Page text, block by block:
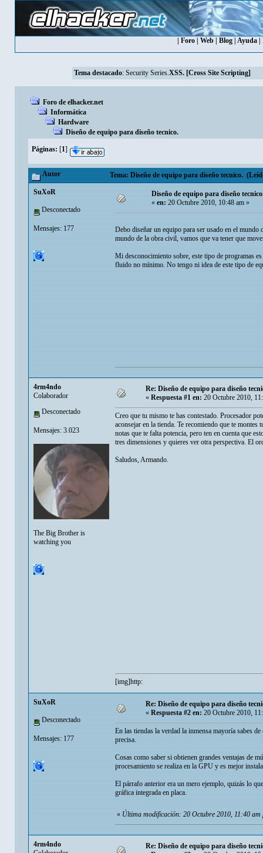
Foro| Web| Blog| Ayuda|
Tema destacado: Security Series.XSS. [Cross Site Scripting]
Foro de elhacker.net
Informática
Hardware
Diseño de equipo para diseño tecnico.
Páginas: [1]
Autor Tema: Diseño de equipo para diseño tecnico.
SuXoR
Desconectado
Mensajes: 177
Diseño de equipo para diseño
«en:20 Octubre 2010, 10:48 am »
Debo diseñar un equipo para ser usado en el
mundo de la obra civil, vamos que va tener que
Mi desconocimiento sobre, este tipo de programas
fluido no mínimo. No tengo ni idea de este tipo de
4rm4ndo
Colaborador
Desconectado
Mensajes: 3.023
The Big Brother is
watching you
Re: Diseño de equipo para diseño
« Respuesta #1 en: 20 Octubre 2010,
Creo que tu mismo te has contestado. Procesador
aconsejar en la tienda. Te recomiendo que te
notas que te falta potencia, pero ten en cuenta que
tres dimensiones y quieres ver otra perspectiva. El
Saludos, Armando.
[img]http:
SuXoR
Desconectado
Mensajes: 177
Re: Diseño de equipo para diseño
«Respuesta #2 en:20 Octubre 2010,
En las tiendas la verdad la inmensa mayoría sabes
precisa.
Cosas como saber si obtienen grandes ventajas de
procesamiento se realiza en la GPU y es mejor
El párrafo anterior era un mero ejemplo, quizás lo
gráfica integrada en placa.
«Última modificación: 20 Octubre 2010, 11:40 am
4rm4ndo
Re: Diseño de equipo para diseño